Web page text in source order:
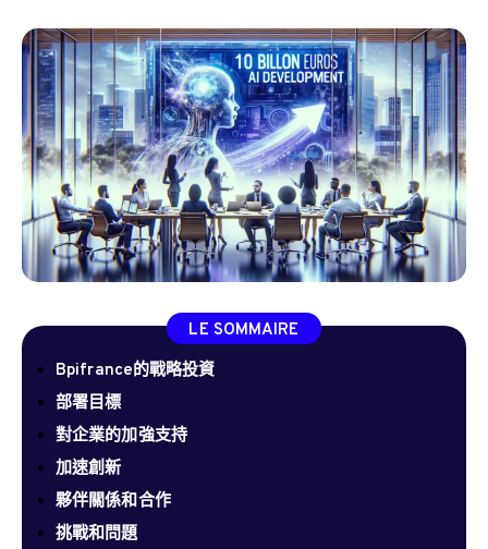
LE SOMMAIRE
Bpifrance的戰略投資
部署目標
對企業的加強支持
加速創新
夥伴關係和合作
挑戰和問題